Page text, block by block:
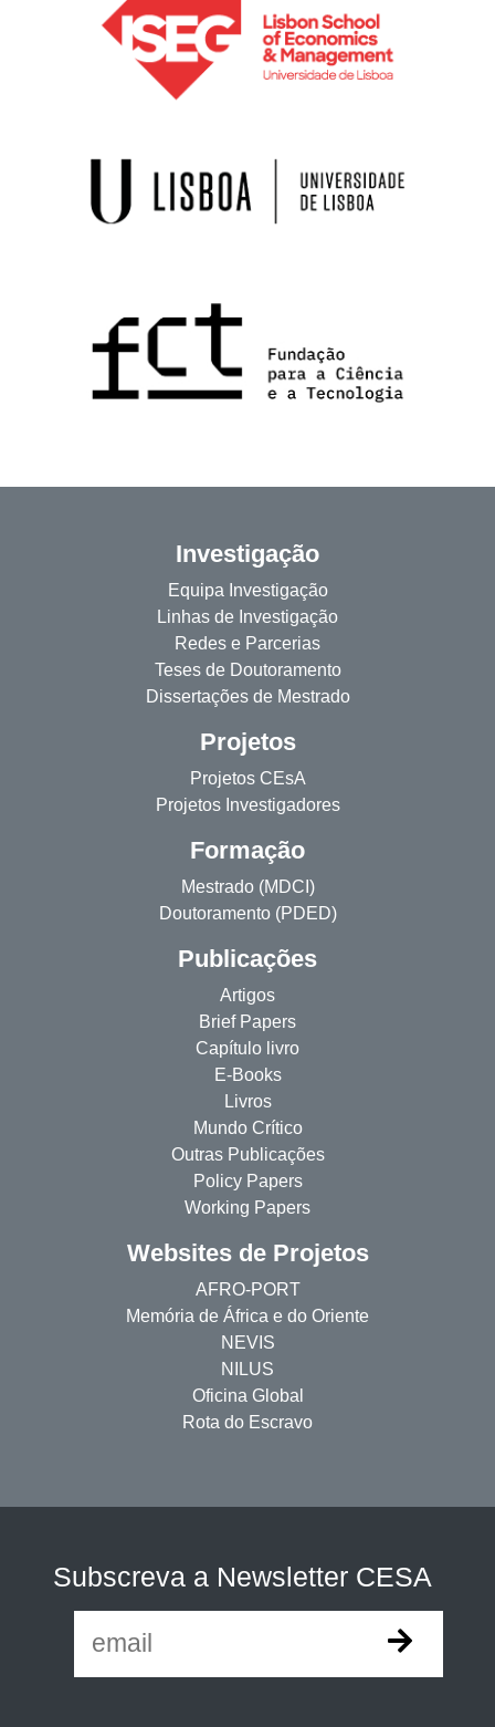
Investigação
Equipa Investigação
Linhas de Investigação
Redes e Parcerias
Teses de Doutoramento
Dissertações de Mestrado
Projetos
Projetos CEsA
Projetos Investigadores
Formação
Mestrado (MDCI)
Doutoramento (PDED)
Publicações
Artigos
Brief Papers
Capítulo livro
E-Books
Livros
Mundo Crítico
Outras Publicações
Policy Papers
Working Papers
Websites de Projetos
AFRO-PORT
Memória de África e do Oriente
NEVIS
NILUS
Oficina Global
Rota do Escravo
Subscreva a Newsletter CESA